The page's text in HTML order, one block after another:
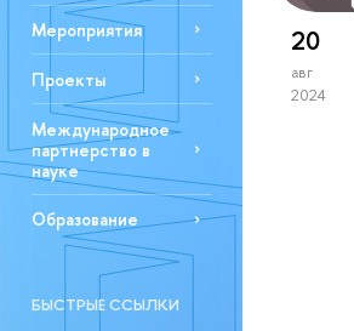
Мероприятия
Проекты
Международное
партнерство в
науке
Образование
БЫСТРЫЕ ССЫЛКИ
20
авг
2024